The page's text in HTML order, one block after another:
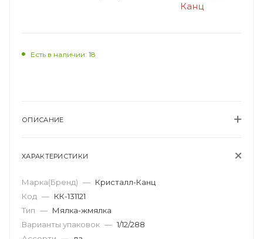
Есть в наличии: 18
ОПИСАНИЕ
ХАРАКТЕРИСТИКИ
Марка(Бренд) — Кристалл-Канц
Код — КК-131121
Тип — Мялка-жмялка
Варианты упаковок — 1/12/288